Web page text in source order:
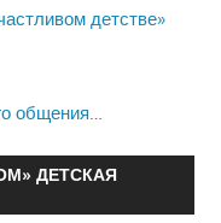
детстве»
общения…
ДЕТСКАЯ